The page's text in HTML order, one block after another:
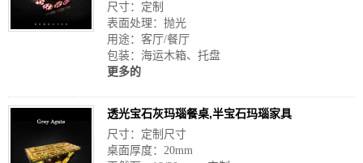
尺寸：定制
表面处理：抛光
用途：客厅/餐厅
包装：海运木箱、托盘
更多的
透光宝石灰玛瑙餐桌,半宝石玛瑙家具
尺寸：定制尺寸
桌面厚度：20mm